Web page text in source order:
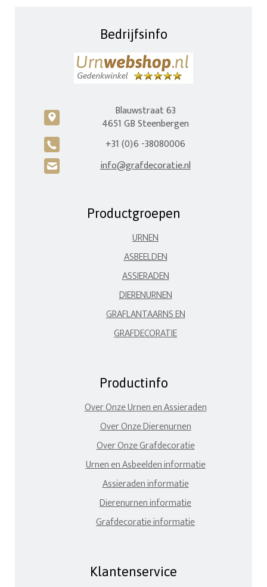
Bedrijfsinfo
c
Blauwstraat 63
4651 GB Steenbergen
A +31 (0)6 -38080006
H info@grafdecoratie.nl
Productgroepen
URNEN
ASBEELDEN
ASSIERADEN
DIERENURNEN
GRAFLANTAARNS EN
GRAFDECORATIE
Productinfo
Over Onze Urnen en Assieraden
Over Onze Dierenurnen
Over Onze Grafdecoratie
Urnen en Asbeelden informatie
Assieraden informatie
Dierenurnen informatie
Grafdecoratie informatie
Klantenservice